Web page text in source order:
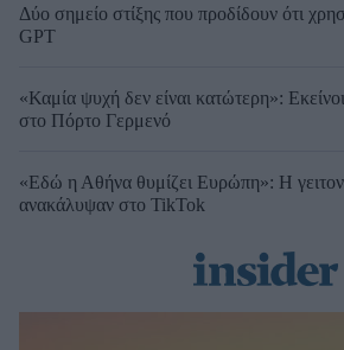
Δύο σημείο στίξης που προδίδουν ότι
GPT
«Καμία ψυχή δεν είναι κατώτερη»:
στο Πόρτο Γερμενό
«Εδώ η Αθήνα θυμίζει Ευρώπη»: H
ανακάλυψαν στο TikTok